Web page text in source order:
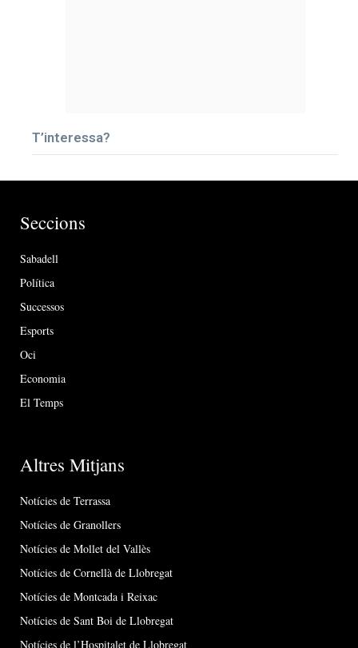
T’interessa?
Seccions
Sabadell
Política
Successos
Esports
Oci
Economia
El Temps
Altres Mitjans
Notícies de Terrassa
Notícies de Granollers
Notícies de Mollet del Vallès
Notícies de Cornellà de Llobregat
Notícies de Montcada i Reixac
Notícies de Sant Boi de Llobregat
Notícies de l’Hospitalet de Llobregat